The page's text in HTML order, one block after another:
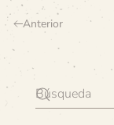
Anterior